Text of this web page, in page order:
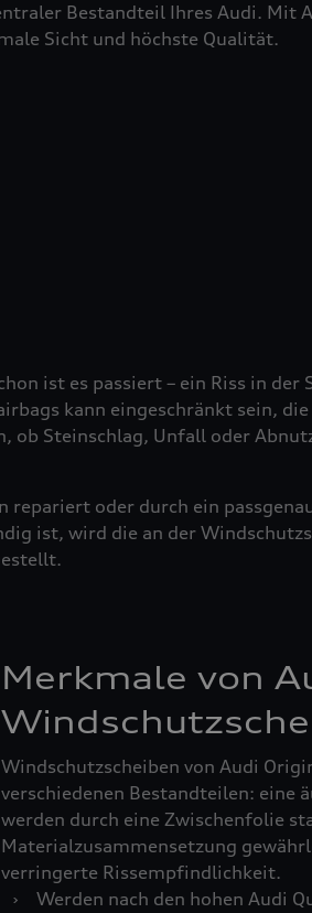
Bestandteil Ihres Audi. Mit
Sicht und höchste Qualität.
ist es passiert – ein Riss in der
kann eingeschränkt sein,
ob Steinschlag, Unfall oder
oder durch ein
ist, wird die an der
Merkmale von
Windschutzscheiben von Audi
verschiedenen Bestandteilen: eine
werden durch eine Zwischenfolie
Materialzusammensetzung
verringerte Rissempfindlichkeit.
›
Werden nach den hohen Audi